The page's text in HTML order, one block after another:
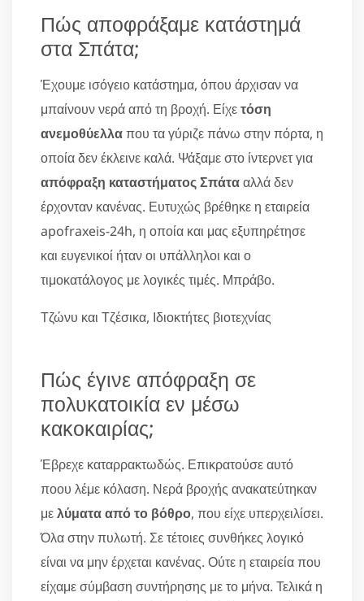
Πώς αποφράξαμε κατάστημά
στα Σπάτα;
Έχουμε ισόγειο κατάστημα, όπου άρχισαν να
μπαίνουν νερά από τη βροχή. Είχετόση
ανεμοθύελλαπου τα γύριζε πάνω στην πόρτα, η
οποία δεν έκλεινε καλά. Ψάξαμε στο ίντερνετ για
απόφραξη καταστήματος Σπάτααλλά δεν
έρχονταν κανένας. Ευτυχώς βρέθηκε η εταιρεία
apofraxeis-24h, η οποία και μας εξυπηρέτησε
και ευγενικοί ήταν οι υπάλληλοι και ο
τιμοκατάλογος με λογικές τιμές. Μπράβο.
Τζώνυ και Τζέσικα, Ιδιοκτήτες βιοτεχνίας
Πώς έγινε απόφραξη σε
πολυκατοικία εν μέσω
κακοκαιρίας;
Έβρεχε καταρρακτωδώς. Επικρατούσε αυτό
ποου λέμε κόλαση. Νερά βροχής ανακατεύτηκαν
μελύματα από το βόθρο, που είχε υπερχειλίσει.
Όλα στην πυλωτή. Σε τέτοιες συνθήκες λογικό
είναι να μην έρχεται κανένας. Ούτε η εταιρεία που
είχαμε σύμβαση συντήρησης με το μήνα. Τελικά η